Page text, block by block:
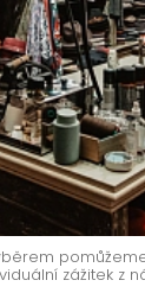
zážitek z